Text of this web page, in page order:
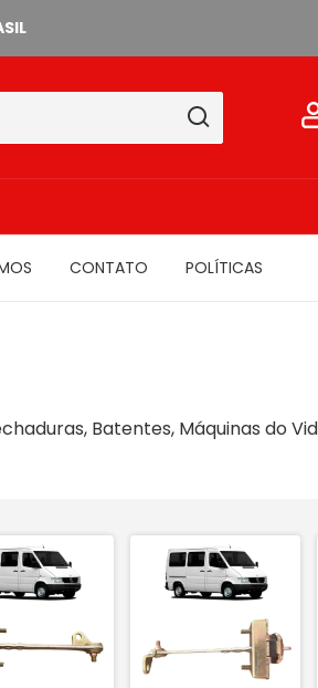
CONTATO POLÍTICAS
Batentes, Máquinas do